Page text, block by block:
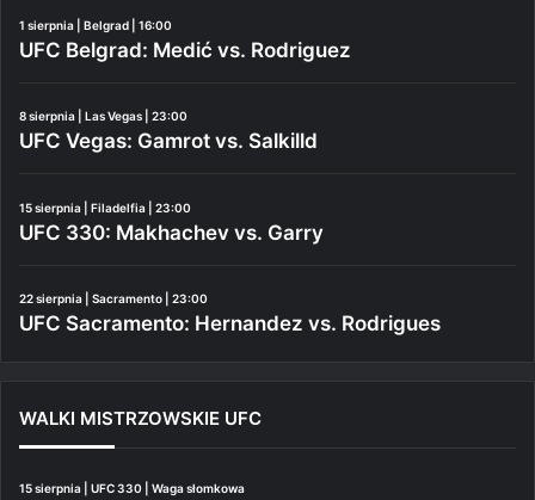
1 sierpnia | Belgrad | 16:00
UFC Belgrad: Medić vs. Rodriguez
8 sierpnia | Las Vegas | 23:00
UFC Vegas: Gamrot vs. Salkilld
15 sierpnia | Filadelfia | 23:00
UFC 330: Makhachev vs. Garry
22 sierpnia | Sacramento | 23:00
UFC Sacramento: Hernandez vs. Rodrigues
WALKI MISTRZOWSKIE UFC
15 sierpnia | UFC 330 | Waga słomkowa